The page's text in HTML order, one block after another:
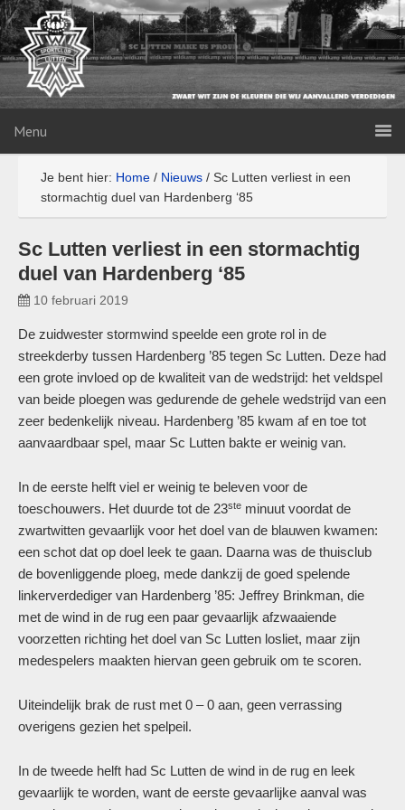
Menu
Je bent hier: Home / Nieuws / Sc Lutten verliest in een
stormachtig duel van Hardenberg ‘85
Sc Lutten verliest in een stormachtig
duel van Hardenberg ‘85
10 februari 2019
De zuidwester stormwind speelde een grote rol in de
streekderby tussen Hardenberg ’85 tegen Sc Lutten. Deze had
een grote invloed op de kwaliteit van de wedstrijd: het veldspel
van beide ploegen was gedurende de gehele wedstrijd van een
zeer bedenkelijk niveau. Hardenberg ’85 kwam af en toe tot
aanvaardbaar spel, maar Sc Lutten bakte er weinig van.
In de eerste helft viel er weinig te beleven voor de
toeschouwers. Het duurde tot de 23ste minuut voordat de
zwartwitten gevaarlijk voor het doel van de blauwen kwamen:
een schot dat op doel leek te gaan. Daarna was de thuisclub
de bovenliggende ploeg, mede dankzij de goed spelende
linkerverdediger van Hardenberg ’85: Jeffrey Brinkman, die
met de wind in de rug een paar gevaarlijk afzwaaiende
voorzetten richting het doel van Sc Lutten losliet, maar zijn
medespelers maakten hiervan geen gebruik om te scoren.
Uiteindelijk brak de rust met 0 – 0 aan, geen verrassing
overigens gezien het spelpeil.
In de tweede helft had Sc Lutten de wind in de rug en leek
gevaarlijk te worden, want de eerste gevaarlijke aanval was